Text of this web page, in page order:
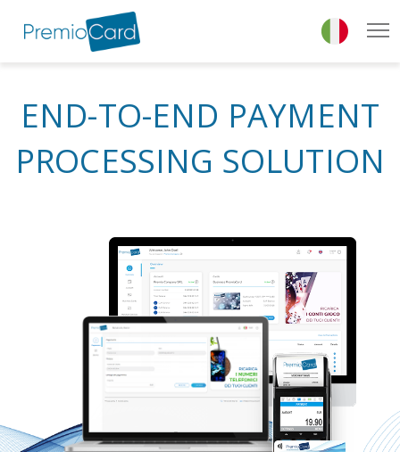
{* add show class to show cookies bar *}
END-TO-END PAYMENT
PROCESSING SOLUTION